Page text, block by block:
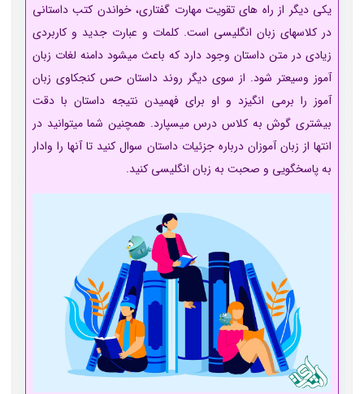
یکی دیگر از راه­ های تقویت مهارت گفتاری، خواندن کتب داستانی
در کلاس­های زبان انگلیسی است. کلمات و عبارت جدید و کاربردی
زیادی در متن داستان وجود دارد که باعث می­شود دامنه لغات زبان
آموز وسیع­تر شود. از سوی دیگر روند داستان حس کنجکاوی زبان
آموز را برمی ­انگیزد و او برای فهمیدن نتیجه داستان با دقت
بیشتری گوش به کلاس درس می­سپارد. همچنین شما می­توانید در
انتها از زبان آموزان درباره جزئیات داستان سوال کنید تا آنها را وادار
به پاسخگویی و صحبت به زبان انگلیسی کنید.